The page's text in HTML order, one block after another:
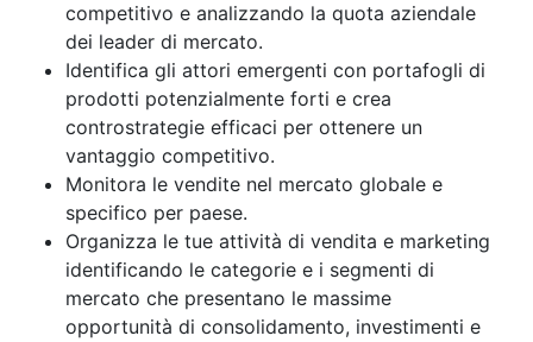
competitivo e analizzando la quota aziendale
dei leader di mercato.
Identifica gli attori emergenti con portafogli di
prodotti potenzialmente forti e crea
controstrategie efficaci per ottenere un
vantaggio competitivo.
Monitora le vendite nel mercato globale e
specifico per paese.
Organizza le tue attività di vendita e marketing
identificando le categorie e i segmenti di
mercato che presentano le massime
opportunità di consolidamento, investimenti e